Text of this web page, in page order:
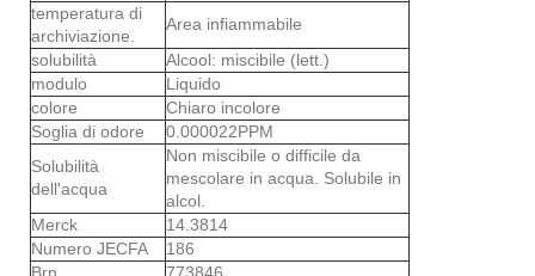
temperatura di
archiviazione.
Area infiammabile
solubilità
Alcool: miscibile (lett.)
modulo
Liquido
colore
Chiaro incolore
Soglia di odore
0.000022PPM
Solubilità
dell'acqua
Non miscibile o difficile da
mescolare in acqua. Solubile in
alcol.
Merck
14.3814
Numero JECFA
186
Brn
773846